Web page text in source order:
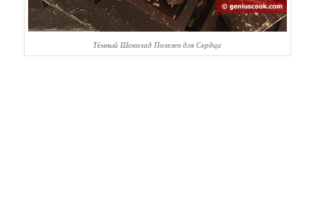
Тёмный Шоколад Полезен для Сердца